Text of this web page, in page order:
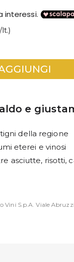
e
della regione
eterei e vinosi
asciutte, risotti,
S.p.A. Viale